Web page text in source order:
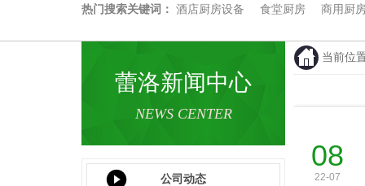
热门搜索关键词： 酒店厨房设备 食堂厨房 商用厨
当前位
08
22-07
蕾洛新闻中心
NEWS CENTER
公司动态